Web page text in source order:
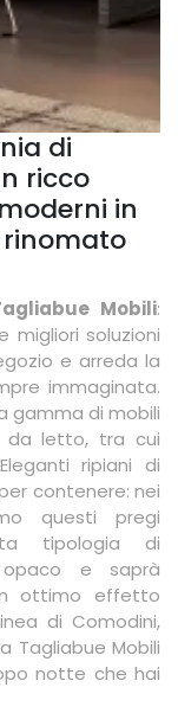
di
ricco
in
Mobili:
soluzioni
e arreda la
immaginata.
gamma di mobili
da letto, tra cui
ripiani di
contenere: nei
questi pregi
tipologia di
e saprà
ottimo effetto
di Comodini,
Tagliabue Mobili
notte che hai